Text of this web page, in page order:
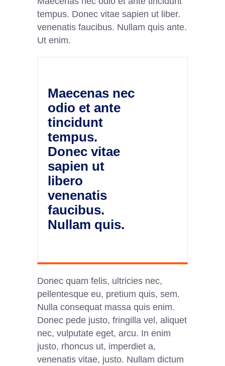
tempus. Donec vitae sapien ut liber.
venenatis faucibus. Nullam quis ante.
Ut enim.
Maecenas nec
odio et ante
tincidunt
tempus.
Donec vitae
sapien ut
libero
venenatis
faucibus.
Nullam quis.
Donec quam felis, ultricies nec,
pellentesque eu, pretium quis, sem.
Nulla consequat massa quis enim.
Donec pede justo, fringilla vel, aliquet
nec, vulputate eget, arcu. In enim
justo, rhoncus ut, imperdiet a,
venenatis vitae, justo. Nullam dictum